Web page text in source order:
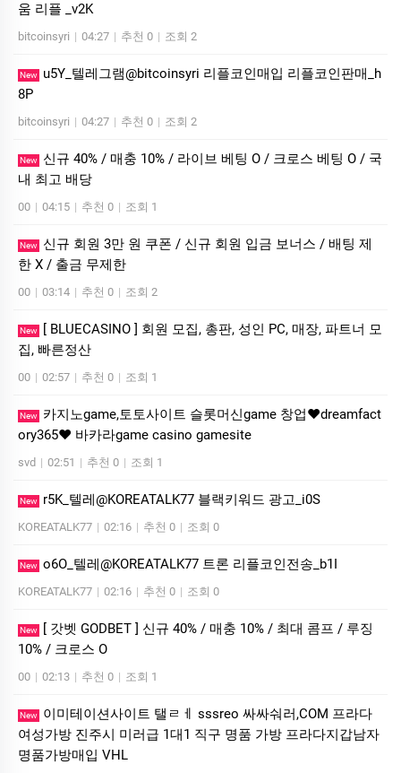
움 리플 _v2K
bitcoinsyri | 04:27 | 추천 0 | 조회 2
New
u5Y_텔레그램@bitcoinsyri 리플코인매입 리플코인판매_h
8P
bitcoinsyri | 04:27 | 추천 0 | 조회 2
New
신규 40% / 매충 10% / 라이브 베팅 O / 크로스 베팅 O / 국
내 최고 배당
00 | 04:15 | 추천 0 | 조회 1
New
신규 회원 3만 원 쿠폰 / 신규 회원 입금 보너스 / 배팅 제
한 X / 출금 무제한
00 | 03:14 | 추천 0 | 조회 2
New
[ BLUECASINO ] 회원 모집, 총판, 성인 PC, 매장, 파트너 모
집, 빠른정산
00 | 02:57 | 추천 0 | 조회 1
New
카­지노game,토­토사이트 슬­롯머­신game 창업❤dreamfact
ory365❤ 바­카라game casino gamesite
svd | 02:51 | 추천 0 | 조회 1
New r5K_텔레@KOREATALK77 블랙키워드 광고_i0S
KOREATALK77 | 02:16 | 추천 0 | 조회 0
New o6O_텔레@KOREATALK77 트론 리플코인전송_b1I
KOREATALK77 | 02:16 | 추천 0 | 조회 0
New
[ 갓벳 GODBET ] 신규 40% / 매충 10% / 최대 콤프 / 루징
10% / 크로스 O
00 | 02:13 | 추천 0 | 조회 1
New
이미테이션사이트 탤ㄹㅔ sssreo 싸싸숴러,COM 프라다
여성가방 진주시 미러급 1대1 직구 명품 가방 프라다지갑남자
명품가방매입 VHL